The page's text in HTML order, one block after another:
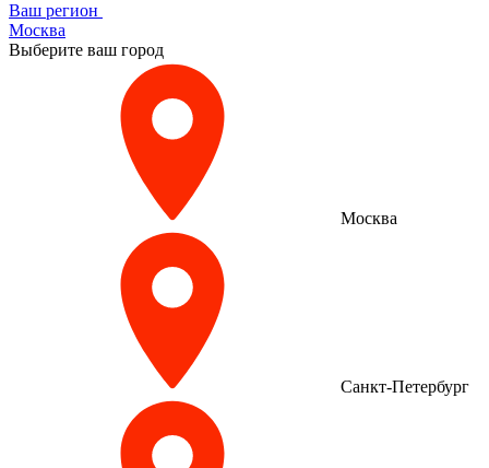
Ваш регион
Москва
Выберите ваш город
Москва
Санкт-Петербург